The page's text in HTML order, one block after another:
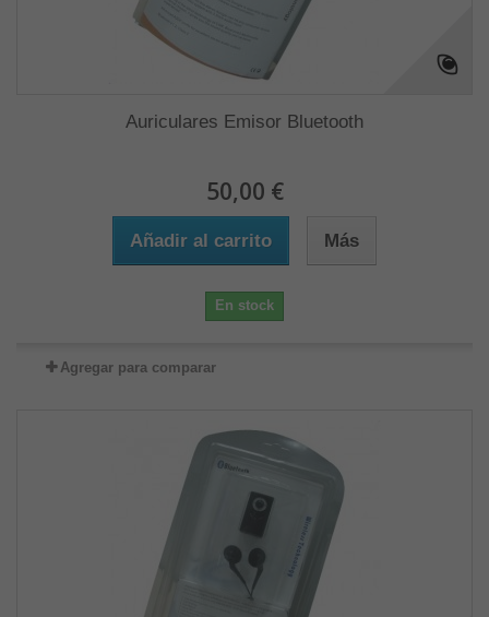
Auriculares Emisor Bluetooth
50,00 €
Añadir al carrito Más
En stock
Agregar para comparar